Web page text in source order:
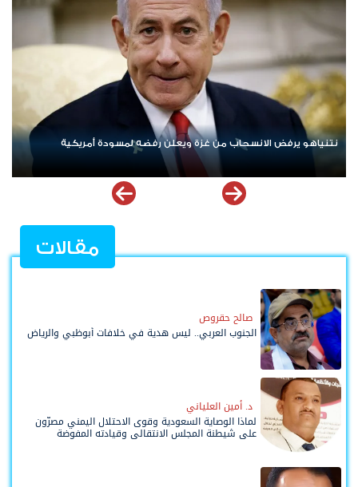
ردا على «خروقات» حزب الله.. إسرائيل تشن ضربات على جنوب لبنان
مقالات
صالح حقروص
الجنوب العربي.. ليس هدية في خلافات أبوظبي والرياض
د. أمين العلياني
لماذا الوصاية السعودية وقوى الاحتلال اليمني مصرّون
على شيطنة المجلس الانتقالي وقيادته المفوضة